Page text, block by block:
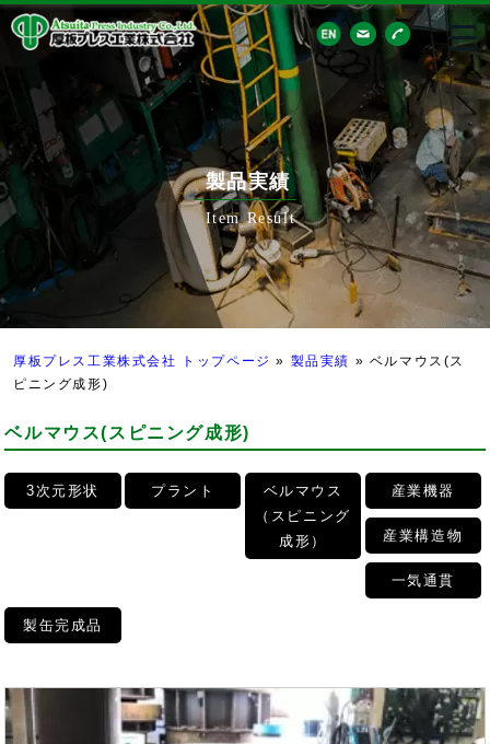
製品実績
Item Result
厚板プレス工業株式会社 トップページ » 製品実績 » ベルマウス(ス
ピニング成形)
ベルマウス(スピニング成形)
3次元形状 プラント
ベルマウス
（スピニング
成形）
産業機器
産業構造物
一気通貫
製缶完成品